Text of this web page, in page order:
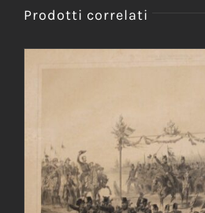
Prodotti correlati
AGGIUNGI AL CARRELLO